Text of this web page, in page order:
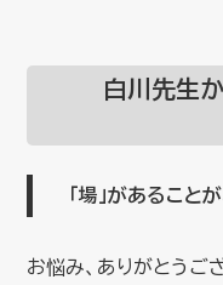
白川先生
「場」があること
お悩み、ありがとうご